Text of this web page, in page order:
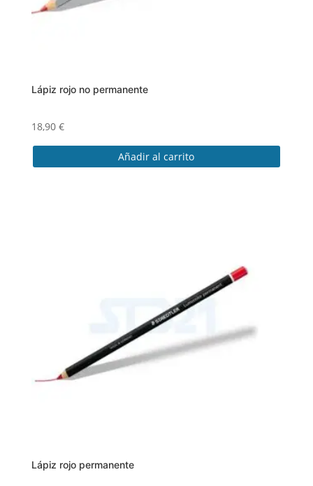
Lápiz rojo no permanente
18,90 €
Añadir al carrito
Lápiz rojo permanente